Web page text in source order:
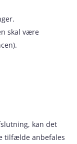
skal være
kan det
tilfælde anbefales